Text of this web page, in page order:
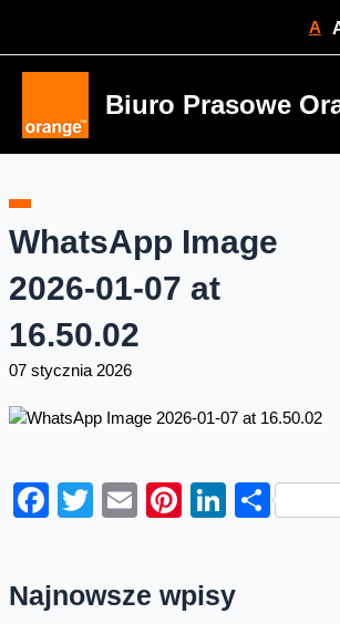
A
Biuro Prasowe
WhatsApp Image
2026-01-07 at
16.50.02
07 stycznia 2026
Facebook
Twitter
EmailPinterest
LinkedIn
Najnowsze wpisy